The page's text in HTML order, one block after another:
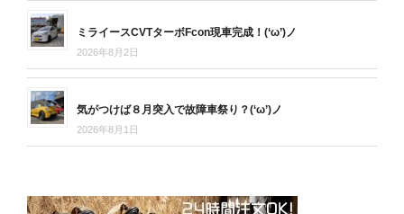
ミライースCVTターボFcon現車完成！(‘ω’)ノ
2026年8月2日
気がつけば８月突入で故障車祭り？(‘ω’)ノ
2026年8月1日